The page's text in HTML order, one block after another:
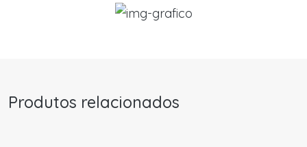
Produtos relacionados